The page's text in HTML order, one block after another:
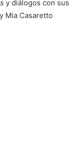
y diálogos con sus
Mia Casaretto